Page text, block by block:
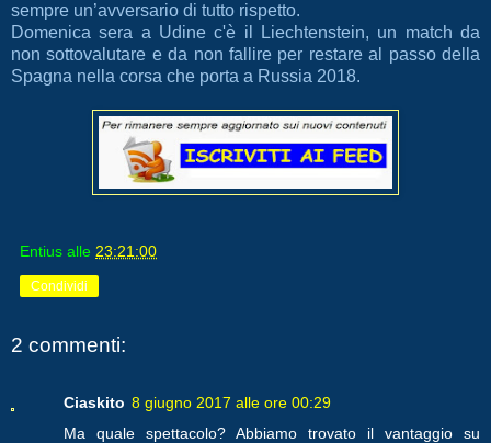
sempre un’avversario di tutto rispetto.
Domenica sera a Udine c'è il Liechtenstein, un match da
non sottovalutare e da non fallire per restare al passo della
Spagna nella corsa che porta a Russia 2018.
Entius alle 23:21:00
Condividi
2 commenti:
Ciaskito 8 giugno 2017 alle ore 00:29
Ma quale spettacolo? Abbiamo trovato il vantaggio su